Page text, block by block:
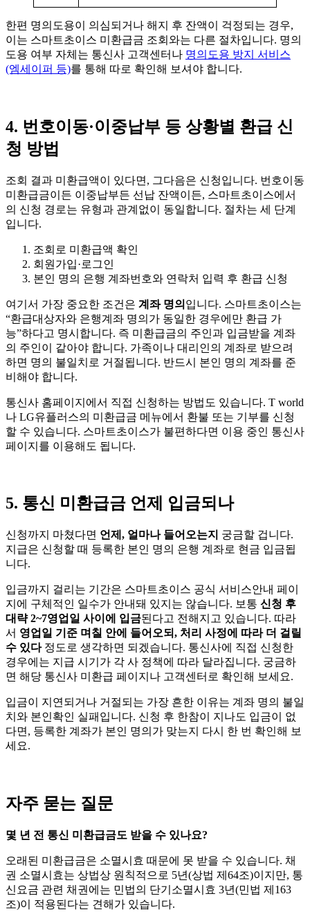
한편 명의도용이 의심되거나 해지 후 잔액이 걱정되는 경우,
이는 스마트초이스 미환급금 조회와는 다른 절차입니다. 명의
도용 여부 자체는 통신사 고객센터나 명의도용 방지 서비스
(엠세이퍼 등)를 통해 따로 확인해 보셔야 합니다.
4. 번호이동·이중납부 등 상황별 환급 신
청 방법
조회 결과 미환급액이 있다면, 그다음은 신청입니다. 번호이동
미환급금이든 이중납부든 선납 잔액이든, 스마트초이스에서
의 신청 경로는 유형과 관계없이 동일합니다. 절차는 세 단계
입니다.
조회로 미환급액 확인
회원가입·로그인
본인 명의 은행 계좌번호와 연락처 입력 후 환급 신청
여기서 가장 중요한 조건은 계좌 명의 입니다. 스마트초이스는
“환급대상자와 은행계좌 명의가 동일한 경우에만 환급 가
능”하다고 명시합니다. 즉 미환급금의 주인과 입금받을 계좌
의 주인이 같아야 합니다. 가족이나 대리인의 계좌로 받으려
하면 명의 불일치로 거절됩니다. 반드시 본인 명의 계좌를 준
비해야 합니다.
통신사 홈페이지에서 직접 신청하는 방법도 있습니다. T world
나 LG유플러스의 미환급금 메뉴에서 환불 또는 기부를 신청
할 수 있습니다. 스마트초이스가 불편하다면 이용 중인 통신사
페이지를 이용해도 됩니다.
5. 통신 미환급금 언제 입금되나
신청까지 마쳤다면 언제, 얼마나 들어오는지 궁금할 겁니다.
지급은 신청할 때 등록한 본인 명의 은행 계좌로 현금 입금됩
니다.
입금까지 걸리는 기간은 스마트초이스 공식 서비스안내 페이
지에 구체적인 일수가 안내돼 있지는 않습니다. 보통 신청 후
대략 2~7영업일 사이에 입금된다고 전해지고 있습니다. 따라
서 영업일 기준 며칠 안에 들어오되, 처리 사정에 따라 더 걸릴
수 있다정도로 생각하면 되겠습니다. 통신사에 직접 신청한
경우에는 지급 시기가 각 사 정책에 따라 달라집니다. 궁금하
면 해당 통신사 미환급 페이지나 고객센터로 확인해 보세요.
입금이 지연되거나 거절되는 가장 흔한 이유는 계좌 명의 불일
치와 본인확인 실패입니다. 신청 후 한참이 지나도 입금이 없
다면, 등록한 계좌가 본인 명의가 맞는지 다시 한 번 확인해 보
세요.
자주 묻는 질문
몇 년 전 통신 미환급금도 받을 수 있나요?
오래된 미환급금은 소멸시효 때문에 못 받을 수 있습니다. 채
권 소멸시효는 상법상 원칙적으로 5년(상법 제64조)이지만, 통
신요금 관련 채권에는 민법의 단기소멸시효 3년(민법 제163
조)이 적용된다는 견해가 있습니다.